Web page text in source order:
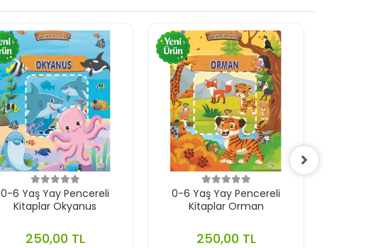
0-6 Yaş Yay Pencereli
Kitaplar Okyanus
250,00 TL
0-6 Yaş Yay Pencereli
Kitaplar Orman
250,00 TL